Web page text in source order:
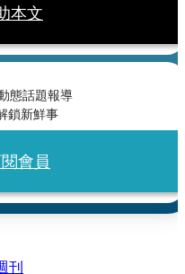
本文
態話題報導
鎖新鮮事
會員
刊